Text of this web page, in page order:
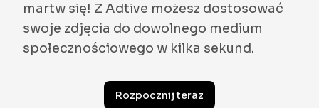
martw się! Z Adtive możesz dostosować
swoje zdjęcia do dowolnego medium
społecznościowego w kilka sekund.
Rozpocznij teraz